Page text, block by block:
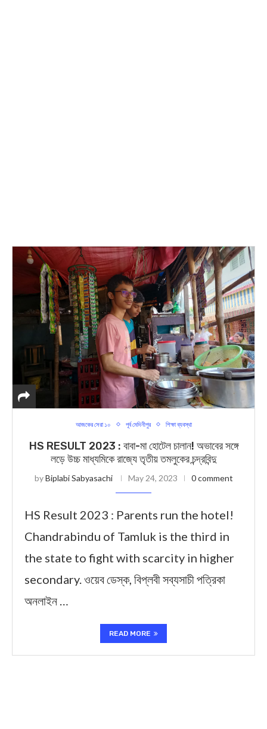
আজকের সেরা ১০ পূর্ব মেদিনীপুর শিক্ষা ব্যবস্থা
HS RESULT 2023 : বাবা-মা হোটেল চালান! অভাবের সঙ্গে
লড়ে উচ্চ মাধ্যমিকে রাজ্যে তৃতীয় তমলুকের চন্দ্রবিন্দু
byBiplabi Sabyasachi May 24, 2023 0 comment
HS Result 2023 : Parents run the hotel!
Chandrabindu of Tamluk is the third in
the state to fight with scarcity in higher
secondary. ওয়েব ডেস্ক, বিপ্লবী সব্যসাচী পত্রিকা
অনলাইন …
READ MORE